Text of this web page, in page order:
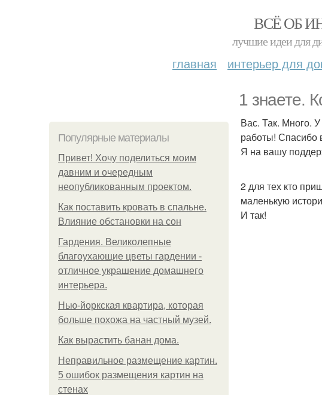
ВСЁ ОБ
лучшие идеи для
главная интерьер для
1 знаете.
Популярные материалы
Привет! Хочу поделиться моим
давним и очередным
неопубликованным проектом.
Как поставить кровать в спальне.
Влияние обстановки на сон
Гардения. Великолепные
благоухающие цветы гардении -
отличное украшение домашнего
интерьера.
Нью-йоркская квартира, которая
больше похожа на частный музей.
Как вырастить банан дома.
Неправильное размещение картин.
5 ошибок размещения картин на
стенах
Вас. Так. Много.
работы! Спасибо
Я на вашу
2 для тех кто
маленькую
И так!